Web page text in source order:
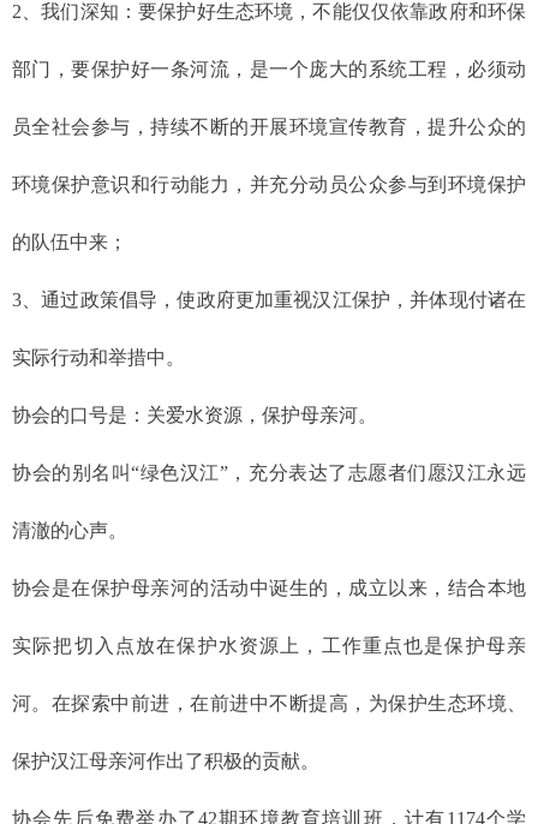
2 、我们深知：要保护好生态环境，不能仅仅依靠政府和环保
部门，要保护好一条河流，是一个庞大的系统工程，必须动
员全社会参与，持续不断的开展环境宣传教育，提升公众的
环境保护意识和行动能力，并充分动员公众参与到环境保护
的队伍中来；
3 、通过政策倡导，使政府更加重视汉江保护，并体现付诸在
实际行动和举措中。
协会的口号是：关爱水资源，保护母亲河。
协会的别名叫“绿色汉江”，充分表达了志愿者们愿汉江永远
清澈的心声。
协会是在保护母亲河的活动中诞生的，成立以来，结合本地
实际把切入点放在保护水资源上，工作重点也是保护母亲
河。在探索中前进，在前进中不断提高，为保护生态环境、
保护汉江母亲河作出了积极的贡献。
协会先后免费举办了42期环境教育培训班，计有1174个学